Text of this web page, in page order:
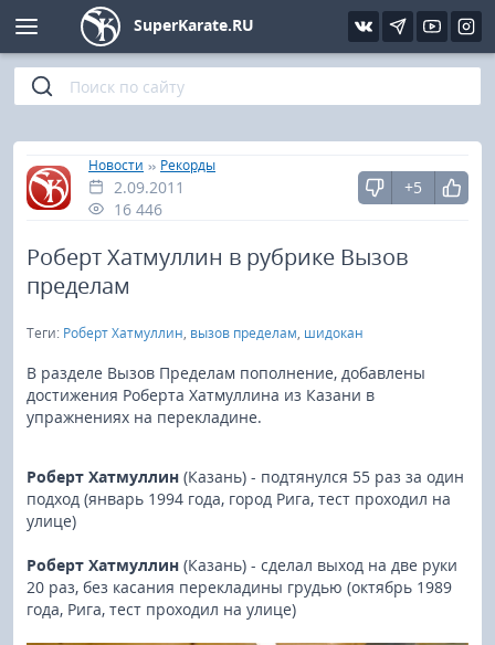
SuperKarate.RU
Главная
»
Новости » Рекорды
2.09.2011
16 446
+5
Роберт Хатмуллин в рубрике Вызов
пределам
Теги: Роберт Хатмуллин, вызов пределам, шидокан
В разделе Вызов Пределам пополнение, добавлены
достижения Роберта Хатмуллина из Казани в
упражнениях на перекладине.
Роберт Хатмуллин (Казань) - подтянулся 55 раз за один
подход (январь 1994 года, город Рига, тест проходил на
улице)
Роберт Хатмуллин (Казань) - сделал выход на две руки
20 раз, без касания перекладины грудью (октябрь 1989
года, Рига, тест проходил на улице)
Киокушинкай
Кёкусин (IFK)
Шинкиокушинкай
Кекусин-кан
Бокс
UFC и MMA
Муай тай
Фото
Видео
Интервью
Статьи
Уроки каратэ
Файлы
Библиотека